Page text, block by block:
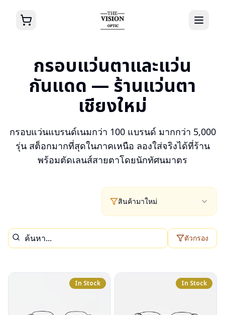
กรอบแว่นตาและแว่น
กันแดด — ร้านแว่นตา
เชียงใหม่
กรอบแว่นแบรนด์เนมกว่า 100 แบรนด์ มากกว่า 5,000
รุ่น สต็อกมากที่สุดในภาคเหนือ ลองใส่จริงได้ที่ร้าน
พร้อมตัดเลนส์สายตาโดยนักทัศนมาตร
สินค้ามาใหม่
ตัวกรอง
In Stock In Stock